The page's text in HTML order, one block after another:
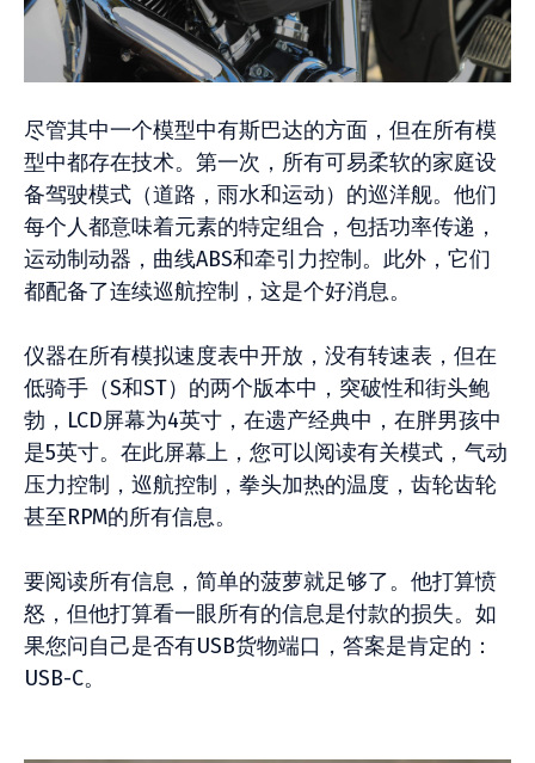
尽管其中一个模型中有斯巴达的方面，但在所有模
型中都存在技术。第一次，所有可易柔软的家庭设
备驾驶模式（道路，雨水和运动）的巡洋舰。他们
每个人都意味着元素的特定组合，包括功率传递，
运动制动器，曲线ABS和牵引力控制。此外，它们
都配备了连续巡航控制，这是个好消息。
仪器在所有模拟速度表中开放，没有转速表，但在
低骑手（S和ST）的两个版本中，突破性和街头鲍
勃，LCD屏幕为4英寸，在遗产经典中，在胖男孩中
是5英寸。在此屏幕上，您可以阅读有关模式，气动
压力控制，巡航控制，拳头加热的温度，齿轮齿轮
甚至RPM的所有信息。
要阅读所有信息，简单的菠萝就足够了。他打算愤
怒，但他打算看一眼所有的信息是付款的损失。如
果您问自己是否有USB货物端口，答案是肯定的：
USB-C。